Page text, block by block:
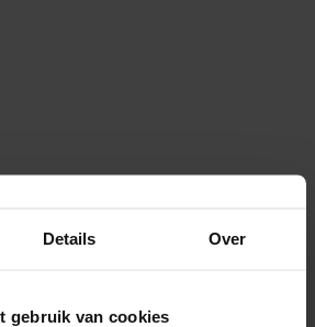
Details Over
gebruik van cookies